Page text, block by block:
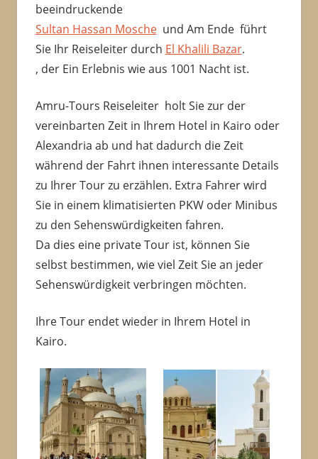
beeindruckende
Sultan Hassan Moscheund Am Ende führt
Sie Ihr Reiseleiter durch El Khalili Bazar.
, der Ein Erlebnis wie aus 1001 Nacht ist.
Amru-Tours Reiseleiter holt Sie zur der
vereinbarten Zeit in Ihrem Hotel in Kairo oder
Alexandria ab und hat dadurch die Zeit
während der Fahrt ihnen interessante Details
zu Ihrer Tour zu erzählen. Extra Fahrer wird
Sie in einem klimatisierten PKW oder Minibus
zu den Sehenswürdigkeiten fahren.
Da dies eine private Tour ist, können Sie
selbst bestimmen, wie viel Zeit Sie an jeder
Sehenswürdigkeit verbringen möchten.
Ihre Tour endet wieder in Ihrem Hotel in
Kairo.